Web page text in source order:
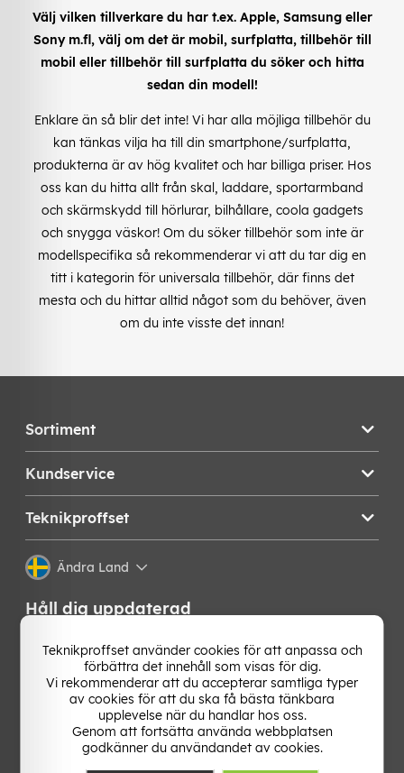
Välj vilken tillverkare du har t.ex. Apple, Samsung eller
Sony m.fl, välj om det är mobil, surfplatta, tillbehör till
mobil eller tillbehör till surfplatta du söker och hitta
sedan din modell!
Enklare än så blir det inte! Vi har alla möjliga tillbehör du
kan tänkas vilja ha till din smartphone/surfplatta,
produkterna är av hög kvalitet och har billiga priser. Hos
oss kan du hitta allt från skal, laddare, sportarmband
och skärmskydd till hörlurar, bilhållare, coola gadgets
och snygga väskor! Om du söker tillbehör som inte är
modellspecifika så rekommenderar vi att du tar dig en
titt i kategorin för universala tillbehör, där finns det
mesta och du hittar alltid något som du behöver, även
om du inte visste det innan!
Sortiment
Kundservice
Teknikproffset
Ändra Land
Håll dig uppdaterad
Få de senaste nyheterna, hetaste erbjudandena och
bästa tipsen från oss direkt i din mejlkorg. Signa upp på
vårt nyhetsbrev!
Teknikproffset använder cookies för att anpassa och
förbättra det innehåll som visas för dig.
Vi rekommenderar att du accepterar samtliga typer
av cookies för att du ska få bästa tänkbara
upplevelse när du handlar hos oss.
Genom att fortsätta använda webbplatsen
godkänner du användandet av cookies.